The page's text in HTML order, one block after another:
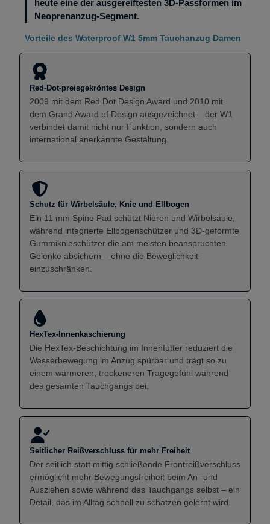
heute eine der ausgereiftesten 3D-Passformen im
Neoprenanzug-Segment.
Vorteile des Waterproof W1 5mm Tauchanzug Damen
Red-Dot-preisgekröntes Design
2009 mit dem Red Dot Design Award und 2010 mit
dem Grand Award of Design ausgezeichnet – der W1
verbindet damit nicht nur Funktion, sondern auch
international anerkannte Gestaltung.
Schutz für Wirbelsäule, Knie und Ellbogen
Ein 11 mm Spine Pad schützt Nieren und Wirbelsäule,
während integrierte Ellbogenschützer und 3D-geformte
Gummiknieschützer die am meisten beanspruchten
Gelenke absichern – ohne die Beweglichkeit
einzuschränken.
HexTex-Innenkaschierung
Die HexTex-Beschichtung im Innenfutter reduziert die
Wasserbewegung im Anzug spürbar und trägt so zu
einem wärmeren, trockeneren Tragegefühl während
des gesamten Tauchgangs bei.
Seitlicher Reißverschluss für mehr Freiheit
Der seitlich statt mittig schließende Frontreißverschluss
ermöglicht mehr Bewegungsfreiheit beim An- und
Ausziehen sowie während des Tauchgangs selbst – ein
Detail, das im Alltag schnell zu schätzen gelernt wird.